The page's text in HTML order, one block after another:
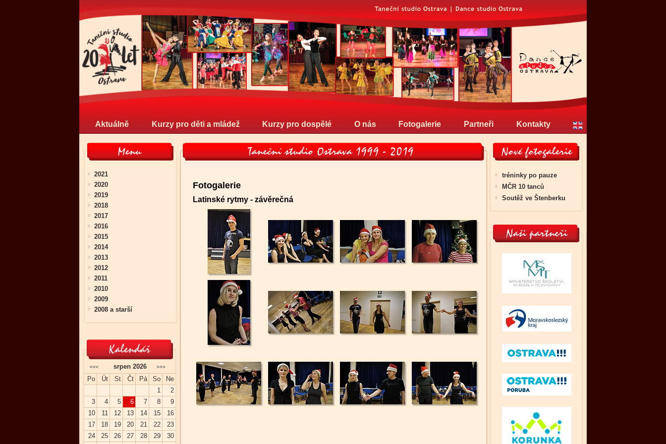
Aktuálně Kurzy pro děti a mládež Kurzy pro dospělé O nás Fotogalerie Partneři Kontakty
Fotogalerie
Latinské rytmy - závěrečná
2021
2020
2019
2018
2017
2016
2015
2014
2013
2012
2011
2010
2009
2008 a starší
<<< >>>
srpen 2026
Po
Út St Čt Pá So
Ne
1
2
3
4 5 6 7 8
9
10
11 12 13 14 15
16
17
18 19 20 21 22
23
24
25 26 27 28 29
30
tréninky po pauze
MČR 10 tanců
Soutěž ve Štenberku